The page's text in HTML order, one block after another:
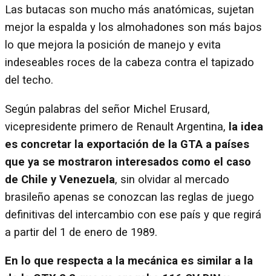
Las butacas son mucho más anatómicas, sujetan
mejor la espalda y los almohadones son más bajos
lo que mejora la posición de manejo y evita
indeseables roces de la cabeza contra el tapizado
del techo.
Según palabras del señor Michel Erusard,
vicepresidente primero de Renault Argentina, la idea
es concretar la exportación de la GTA a países
que ya se mostraron interesados como el caso
de Chile y Venezuela, sin olvidar al mercado
brasileño apenas se conozcan las reglas de juego
definitivas del intercambio con ese país y que regirá
a partir del 1 de enero de 1989.
En lo que respecta a la mecánica es similar a la